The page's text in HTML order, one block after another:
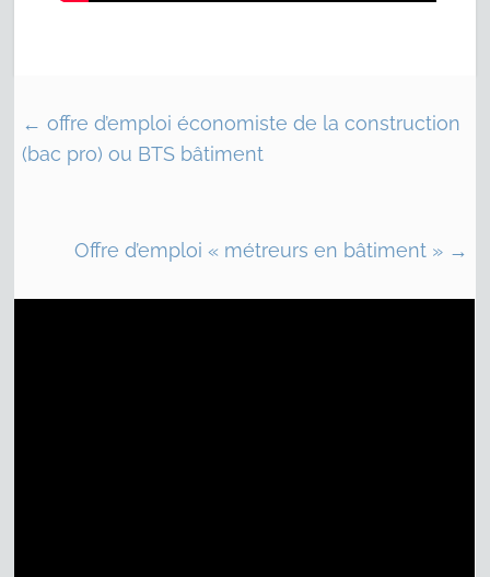
← offre d’emploi économiste de la construction
(bac pro) ou BTS bâtiment
Offre d’emploi « métreurs en bâtiment » →